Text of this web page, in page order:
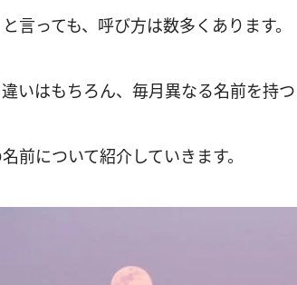
言っても、呼び方は数多くあります。
いはもちろん、毎月異なる名前を持
前について紹介していきます。